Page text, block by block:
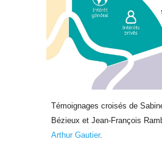
Témoignages croisés de
Bézieux et Jean-François
Arthur Gautier.